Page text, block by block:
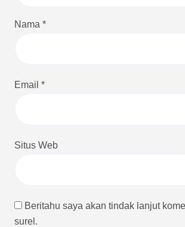
Nama *
Email *
Situs Web
Beritahu saya akan tindak lanjut
surel.